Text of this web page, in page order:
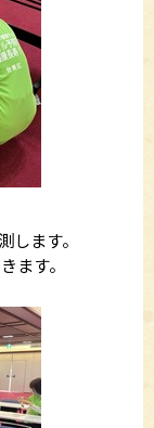
します。
ます。